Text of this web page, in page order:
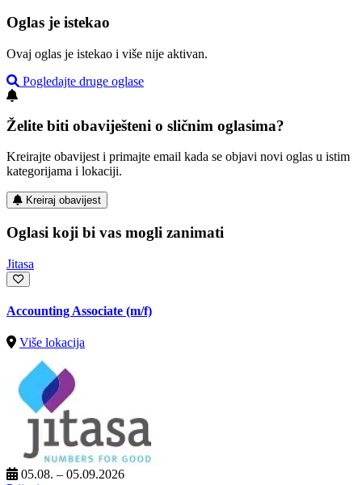
Oglas je istekao
Ovaj oglas je istekao i više nije aktivan.
Pogledajte druge oglase
Želite biti obaviješteni o sličnim oglasima?
Kreirajte obavijest i primajte email kada se objavi novi oglas u istim
kategorijama i lokaciji.
Kreiraj obavijest
Oglasi koji bi vas mogli zanimati
Jitasa
Accounting Associate (m/f)
Više lokacija
05.08. – 05.09.2026